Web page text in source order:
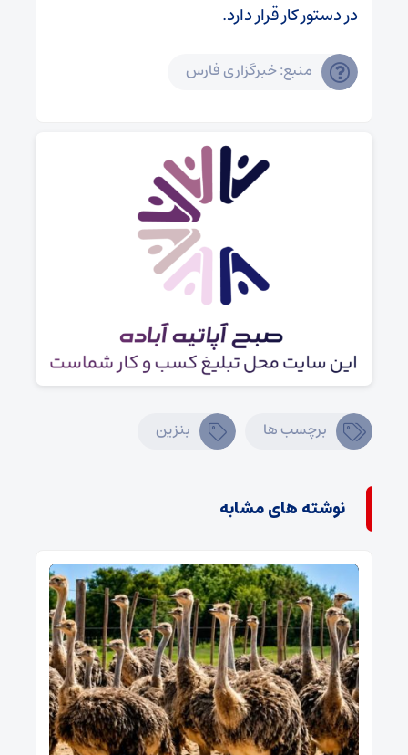
در دستور کار قرار دارد.
منبع: خبرگزاری فارس
برچسب ها بنزین
نوشته های مشابه